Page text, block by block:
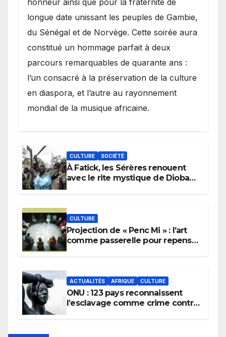
honneur ainsi que pour la fraternité de
longue date unissant les peuples de Gambie,
du Sénégal et de Norvège. Cette soirée aura
constitué un hommage parfait à deux
parcours remarquables de quarante ans :
l’un consacré à la préservation de la culture
en diaspora, et l’autre au rayonnement
mondial de la musique africaine.
CULTURE SOCIÉTÉ
À Fatick, les Sérères renouent
avec le rite mystique de Diobaye
CULTURE
Projection de « Penc Mi » : l’art
comme passerelle pour repenser
ACTUALITÉS AFRIQUE CULTURE
ONU : 123 pays reconnaissent
l’esclavage comme crime contre